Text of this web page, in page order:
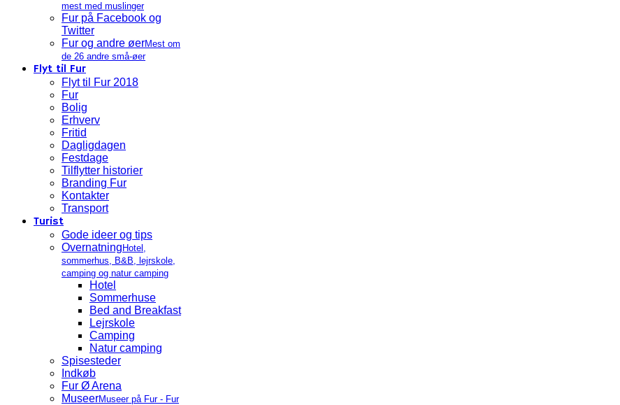
mest med muslinger
Fur på Facebook og
Twitter
Fur og andre øerMest om
de 26 andre små-øer
Flyt til Fur
Flyt til Fur 2018
Fur
Bolig
Erhverv
Fritid
Dagligdagen
Festdage
Tilflytter historier
Branding Fur
Kontakter
Transport
Turist
Gode ideer og tips
Overnatning Hotel,
sommerhus, B&B, lejrskole,
camping og natur camping
Hotel
Sommerhuse
Bed and Breakfast
Lejrskole
Camping
Natur camping
Spisesteder
Indkøb
Fur Ø Arena
MuseerMuseer på Fur - Fur